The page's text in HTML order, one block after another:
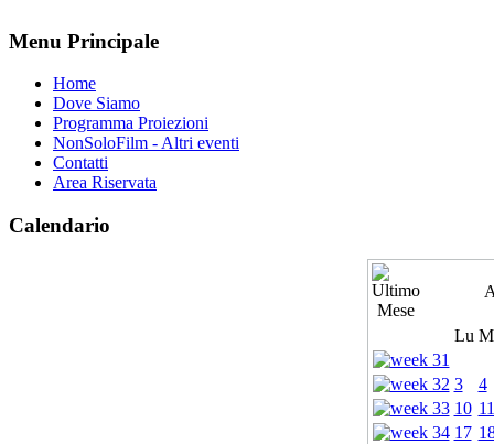
Menu Principale
Home
Dove Siamo
Programma Proiezioni
NonSoloFilm - Altri eventi
Contatti
Area Riservata
Calendario
Lu
3
4
10 11
17